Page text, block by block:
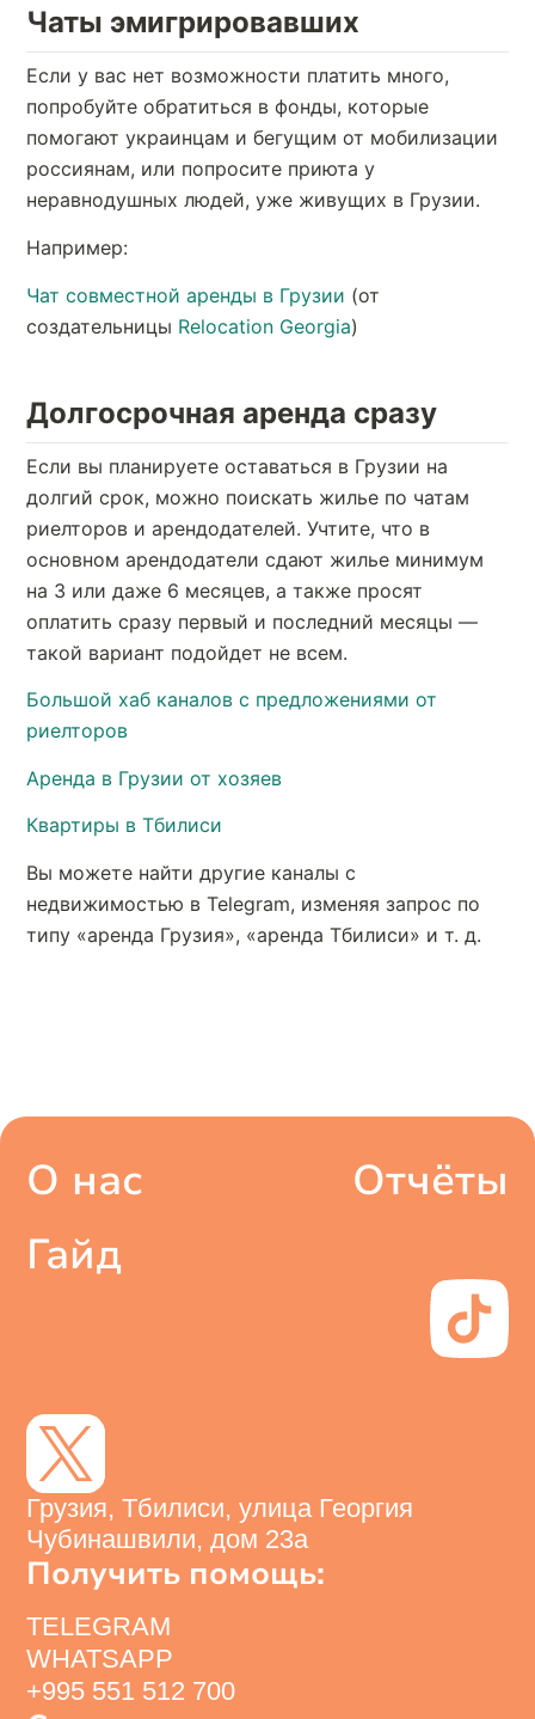
Чаты эмигрировавших
Если у вас нет возможности платить много,
попробуйте обратиться в фонды, которые
помогают украинцам и бегущим от мобилизации
россиянам, или попросите приюта у
неравнодушных людей, уже живущих в Грузии.
Например:
Чат совместной аренды в Грузии (от
создательницы Relocation Georgia)
Долгосрочная аренда сразу
Если вы планируете оставаться в Грузии на
долгий срок, можно поискать жилье по чатам
риелторов и арендодателей. Учтите, что в
основном арендодатели сдают жилье минимум
на 3 или даже 6 месяцев, а также просят
оплатить сразу первый и последний месяцы —
такой вариант подойдет не всем.
Большой хаб каналов с предложениями от
риелторов
Аренда в Грузии от хозяев
Квартиры в Тбилиси
Вы можете найти другие каналы с
недвижимостью в Telegram, изменяя запрос по
типу «аренда Грузия», «аренда Тбилиси» и т. д.
О нас
Отчёты
Гайд
Грузия, Тбилиси, улица Георгия
Чубинашвили, дом 23а
Получить помощь:
TELEGRAM
WHATSAPP
+995 551 512 700